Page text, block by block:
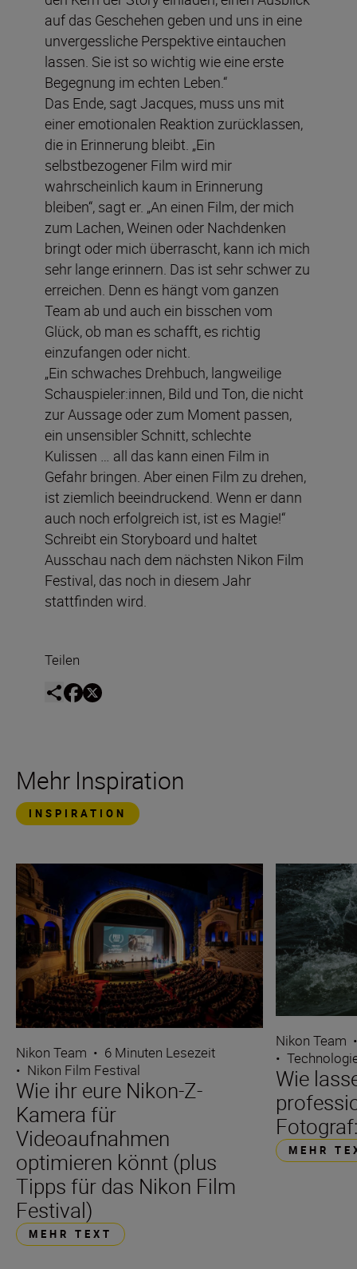
auf das Geschehen geben und uns in eine
unvergessliche Perspektive eintauchen
lassen. Sie ist so wichtig wie eine erste
Begegnung im echten Leben.“
Das Ende, sagt Jacques, muss uns mit
einer emotionalen Reaktion zurücklassen,
die in Erinnerung bleibt. „Ein
selbstbezogener Film wird mir
wahrscheinlich kaum in Erinnerung
bleiben“, sagt er. „An einen Film, der mich
zum Lachen, Weinen oder Nachdenken
bringt oder mich überrascht, kann ich mich
sehr lange erinnern. Das ist sehr schwer zu
erreichen. Denn es hängt vom ganzen
Team ab und auch ein bisschen vom
Glück, ob man es schafft, es richtig
einzufangen oder nicht.
„Ein schwaches Drehbuch, langweilige
Schauspieler:innen, Bild und Ton, die nicht
zur Aussage oder zum Moment passen,
ein unsensibler Schnitt, schlechte
Kulissen … all das kann einen Film in
Gefahr bringen. Aber einen Film zu drehen,
ist ziemlich beeindruckend. Wenn er dann
auch noch erfolgreich ist, ist es Magie!“
Schreibt ein Storyboard und haltet
Ausschau nach dem nächsten Nikon Film
Festival, das noch in diesem Jahr
stattfinden wird.
Teilen
Mehr Inspiration
INSPIRATION
Nikon Team • 6 Minuten Lesezeit
• Nikon Film Festival
Wie ihr eure Nikon-Z-
Kamera für
Videoaufnahmen
optimieren könnt (plus
Tipps für das Nikon Film
Festival)
MEHR TEXT
Nikon Team
•
Wie
MEHR